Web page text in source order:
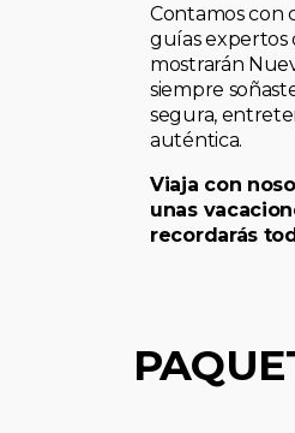
Contamos con
guías expertos
mostrarán
siempre
segura,
auténtica.
Viaja con
unas
recordarás